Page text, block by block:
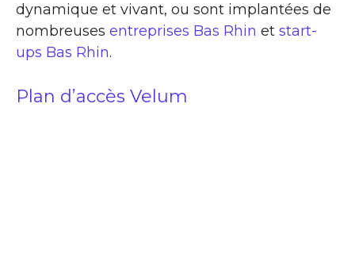
dynamique et vivant, ou sont implantées de
nombreuses entreprises Bas Rhin et start-
ups Bas Rhin.
Plan d’accès Velum